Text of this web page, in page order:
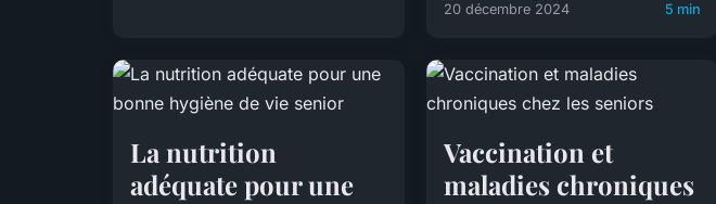
20 décembre 2024 5 min
La nutrition
adéquate pour une
Vaccination et
maladies chroniques